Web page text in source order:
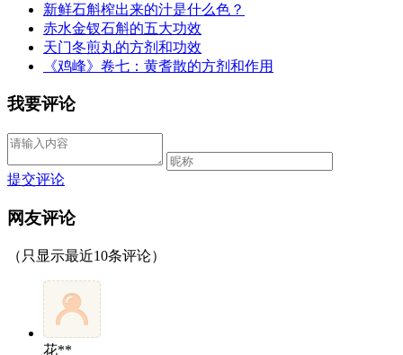
新鲜石斛榨出来的汁是什么色？
赤水金钗石斛的五大功效
天门冬煎丸的方剂和功效
《鸡峰》卷七：黄耆散的方剂和作用
我要评论
提交评论
网友评论
（只显示最近10条评论）
花**